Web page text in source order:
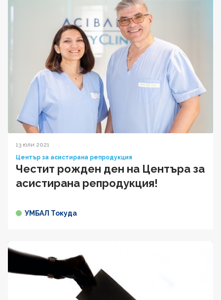
13 юли 2021
Център за асистирана репродукция
Честит рожден ден на Центъра за
aсистирана репродукция!
УМБАЛ Токуда